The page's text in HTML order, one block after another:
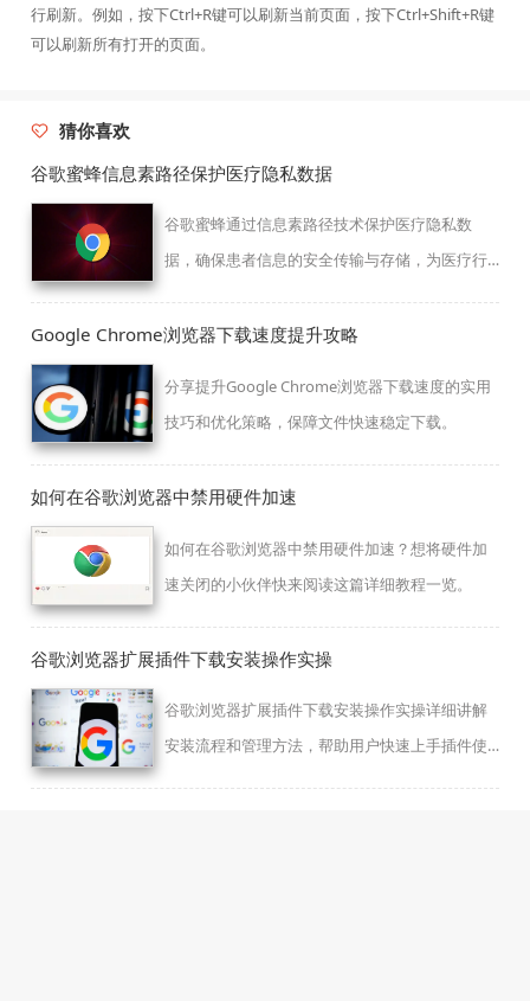
行刷新。例如，按下Ctrl+R键可以刷新当前页面，按下Ctrl+Shift+R键
可以刷新所有打开的页面。
猜你喜欢
谷歌蜜蜂信息素路径保护医疗隐私数据
谷歌蜜蜂通过信息素路径技术保护医疗隐私数
据，确保患者信息的安全传输与存储，为医疗行
隐私性与安全性。
Google Chrome浏览器下载速度提升攻略
分享提升Google Chrome浏览器下载速度的实用
技巧和优化策略，保障文件快速稳定下载。
如何在谷歌浏览器中禁用硬件加速
如何在谷歌浏览器中禁用硬件加速？想将硬件加
速关闭的小伙伴快来阅读这篇详细教程一览。
谷歌浏览器扩展插件下载安装操作实操
谷歌浏览器扩展插件下载安装操作实操详细讲解
安装流程和管理方法，帮助用户快速上手插件使